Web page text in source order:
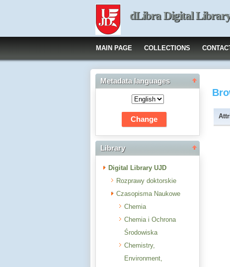
dLibra Digital
MAIN PAGE COLLECTIONS
Metadata languages
Library
Digital Library UJD
Rozprawy doktorskie
Czasopisma Naukowe
Chemia
Chemia i Ochrona
Środowiska
Chemistry,
Environment,